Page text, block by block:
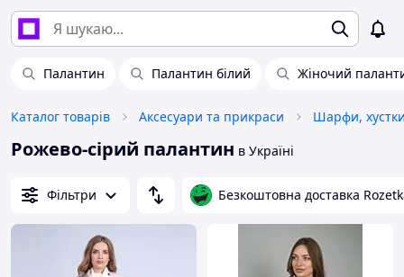
Палантин Палантин білий Жіночий
Каталог товарів Аксесуари та прикраси Шарфи,
Рожево-сірий палантин в Україні
Фільтри Безкоштовна доставка